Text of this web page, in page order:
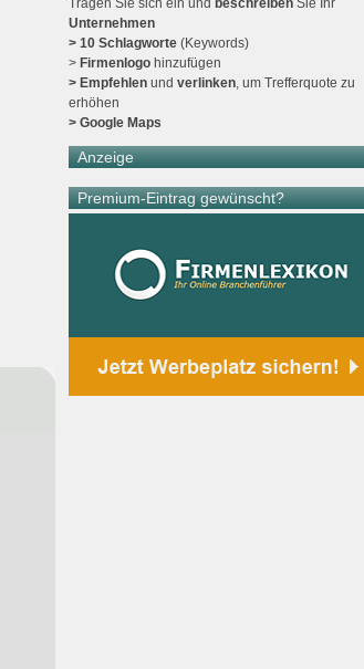
Tragen Sie sich ein und beschreibenSie Ihr
Unternehmen
> 10 Schlagworte(Keywords)
> Firmenlogohinzufügen
> Empfehlenund verlinken, um Trefferquote zu
erhöhen
> Google Maps
Anzeige
Premium-Eintrag gewünscht?